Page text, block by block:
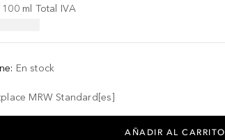
100 ml Total IVA
: En stock
MRW Standard[es]
AÑADIR AL CARRITO